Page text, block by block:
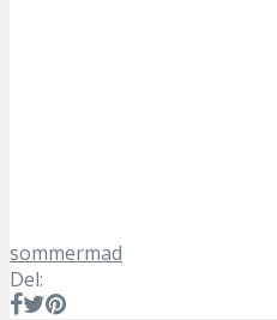
sommermad
Del: